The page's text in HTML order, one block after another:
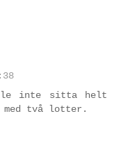
inte sitta helt
två lotter.